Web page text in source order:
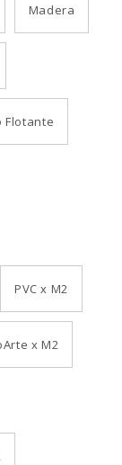
Madera
Flotante
PVC x M2
x M2